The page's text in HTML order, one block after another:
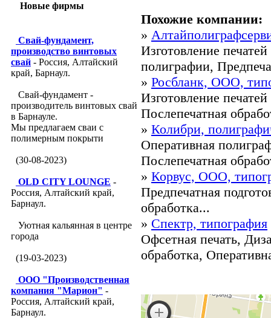
Новые фирмы
Свай-фундамент,
производство винтовых
свай - Россия, Алтайский
край, Барнаул.
Свай-фундамент -
производитель винтовых свай
в Барнауле.
Мы предлагаем сваи с
полимерным покрыти
(30-08-2023)
OLD CITY LOUNGE -
Россия, Алтайский край,
Барнаул.
Уютная кальянная в центре
города
(19-03-2023)
ООО "Производственная
компания "Марион" -
Россия, Алтайский край,
Барнаул.
Похожие компании:
»
Изготовление
полиграфии,
» Росбланк, ООО,
Изготовление
Послепечатная
» Колибри,
Оперативная
Послепечатная
» Корвус, ООО,
Предпечатная
обработка...
» Спектр, типография
Офсетная печать,
обработка,